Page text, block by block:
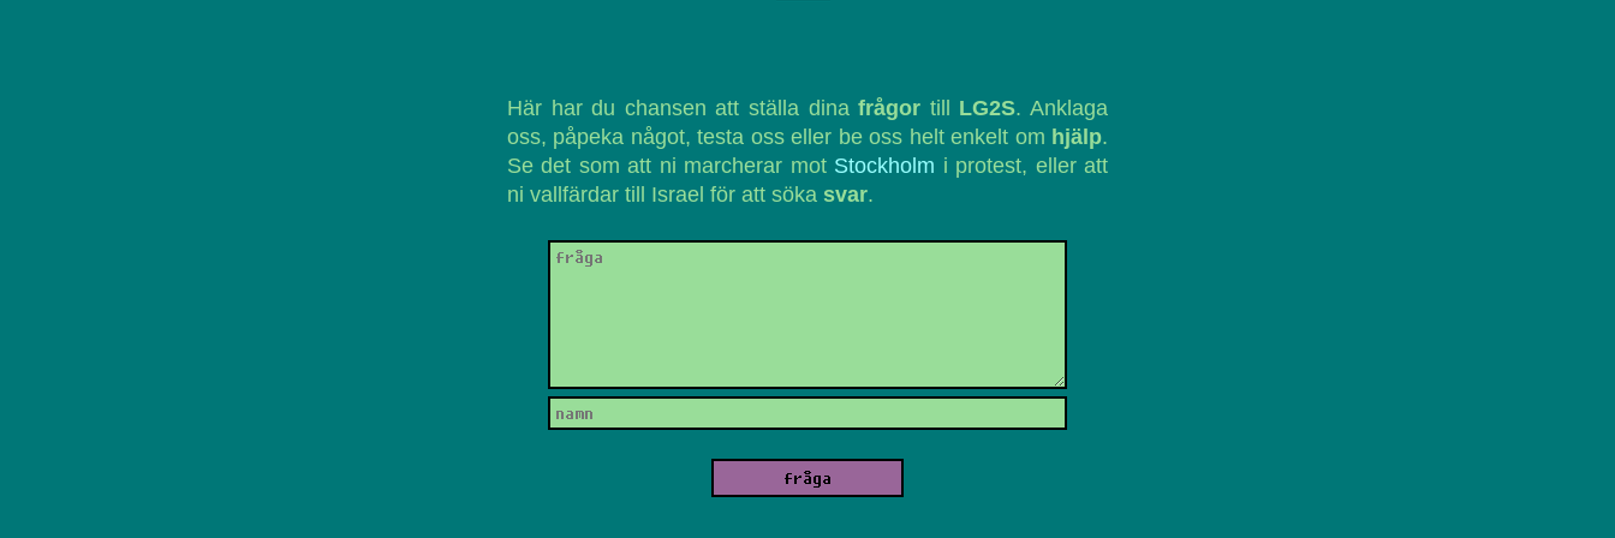
Här har du chansen att ställa dinafrågor till LG2S. Anklaga
oss, påpeka något, testa oss eller be oss helt enkelt om hjälp.
Se det som att ni marcherar mot Stockholm i protest, eller att
ni vallfärdar till Israel för att söka svar.